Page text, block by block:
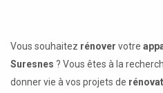
Vous souhaitez rénover votre
Suresnes ? Vous êtes à la
donner vie à vos projets de